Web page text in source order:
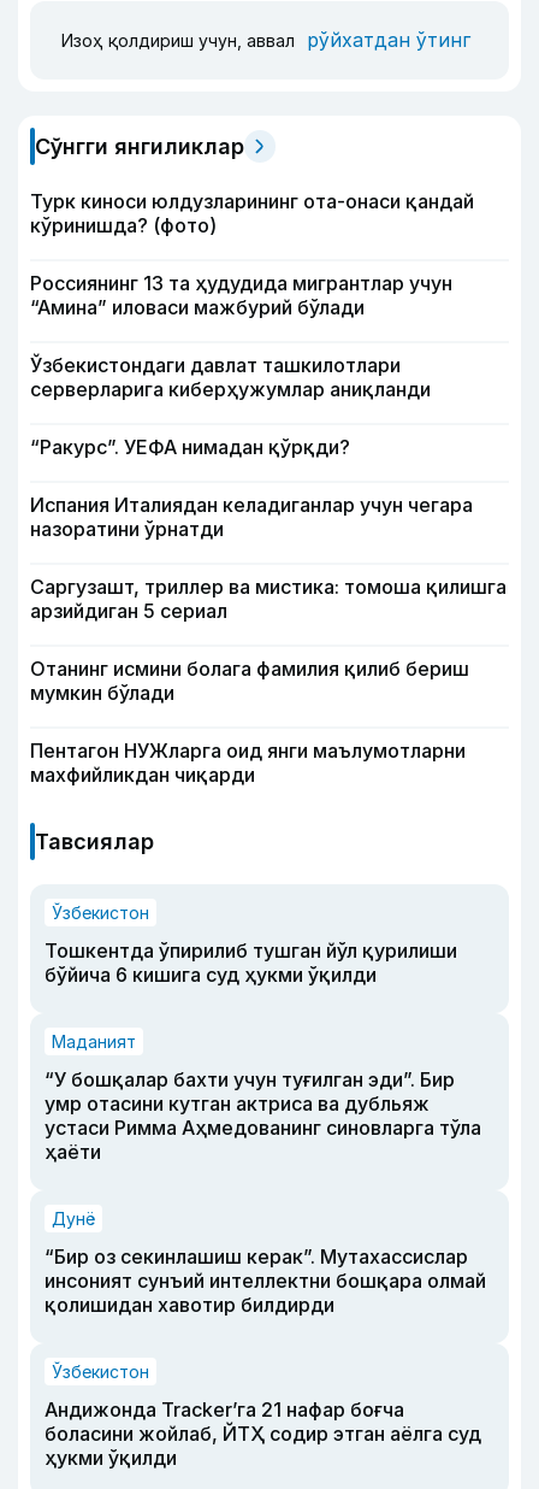
Изоҳ қолдириш учун, аввал рўйхатдан ўтинг
Сўнгги янгиликлар
Турк киноси юлдузларининг ота-онаси қандай
кўринишда? (фото)
Россиянинг 13 та ҳудудида мигрантлар учун
“Амина” иловаси мажбурий бўлади
Ўзбекистондаги давлат ташкилотлари
серверларига киберҳужумлар аниқланди
“Ракурс”. УЕФА нимадан қўрқди?
Испания Италиядан келадиганлар учун чегара
назоратини ўрнатди
Саргузашт, триллер ва мистика: томоша қилишга
арзийдиган 5 сериал
Отанинг исмини болага фамилия қилиб бериш
мумкин бўлади
Пентагон НУЖларга оид янги маълумотларни
махфийликдан чиқарди
Тавсиялар
Ўзбекистон
Тошкентда ўпирилиб тушган йўл қурилиши
бўйича 6 кишига суд ҳукми ўқилди
Маданият
“У бошқалар бахти учун туғилган эди”. Бир
умр отасини кутган актриса ва дубльяж
устаси Римма Аҳмедованинг синовларга тўла
ҳаёти
Дунё
“Бир оз секинлашиш керак”. Мутахассислар
инсоният сунъий интеллектни бошқара олмай
қолишидан хавотир билдирди
Ўзбекистон
Андижонда Tracker’га 21 нафар боғча
боласини жойлаб, ЙТҲ содир этган аёлга суд
ҳукми ўқилди